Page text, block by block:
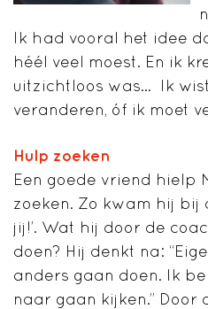
Ik had vooral het idee
héél veel moest. En ik
uitzichtloos was… Ik
veranderen, óf ik moet
Hulp zoeken
Een goede vriend hielp
zoeken. Zo kwam hij bij
jij!’. Wat hij door de
doen? Hij denkt na:
anders gaan doen. Ik
naar gaan kijken.” Door